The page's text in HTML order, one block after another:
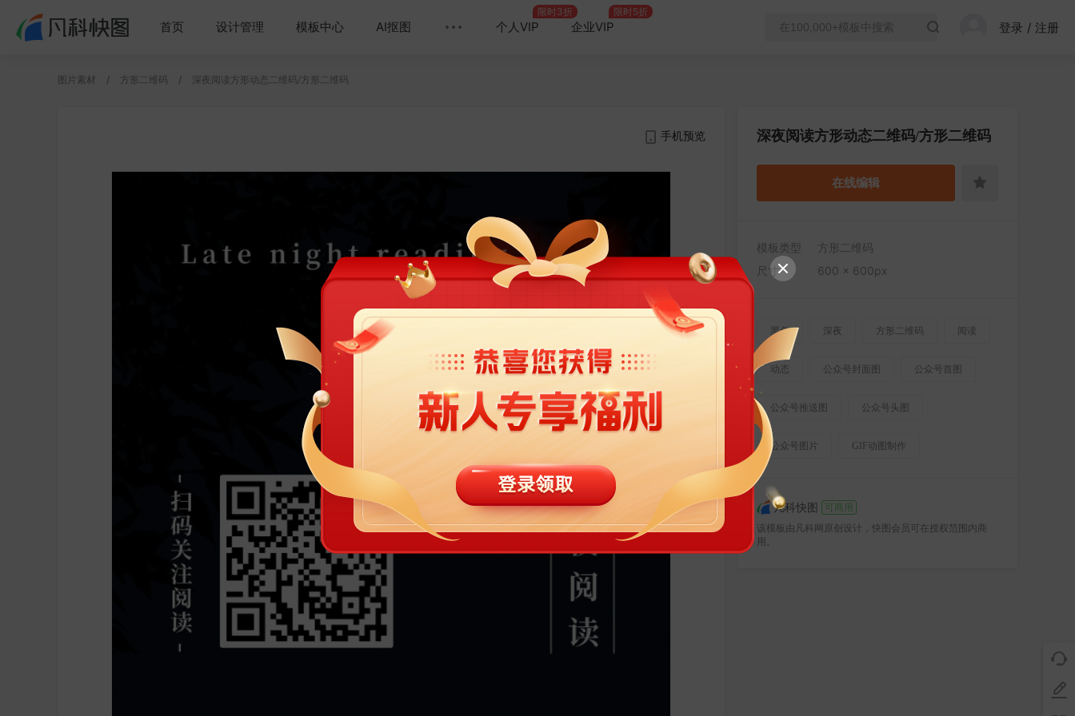
首页 设计管理 模板中心 AI抠图 个人VIP
限时3折
企业VIP
限时5折
登录 / 注册
图片素材 方形二维码 深夜阅读方形动态二维码/方形二维码
手机预览 深夜阅读方形动态二维码/方形二维码
在线编辑
模板类型
方形二维码
尺寸
600 × 600px
黑色 深夜 方形二维码 阅读
动态 公众号封面图 公众号首图
公众号推送图 公众号头图
公众号图片 GIF动图制作
凡科快图
可商用
该模板由凡科网原创设计，快图会员可在授权范围内商
用。